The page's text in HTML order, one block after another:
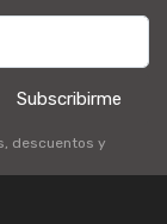
Subscribirme
descuentos y